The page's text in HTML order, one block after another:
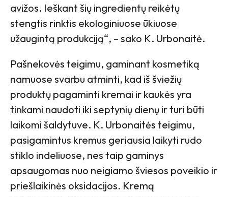
avižos. Ieškant šių ingredientų reikėtų
stengtis rinktis ekologiniuose ūkiuose
užaugintą produkciją“, – sako K. Urbonaitė.
Pašnekovės teigimu, gaminant kosmetiką
namuose svarbu atminti, kad iš šviežių
produktų pagaminti kremai ir kaukės yra
tinkami naudoti iki septynių dienų ir turi būti
laikomi šaldytuve. K. Urbonaitės teigimu,
pasigamintus kremus geriausia laikyti rudo
stiklo indeliuose, nes taip gaminys
apsaugomas nuo neigiamo šviesos poveikio ir
priešlaikinės oksidacijos. Kremą